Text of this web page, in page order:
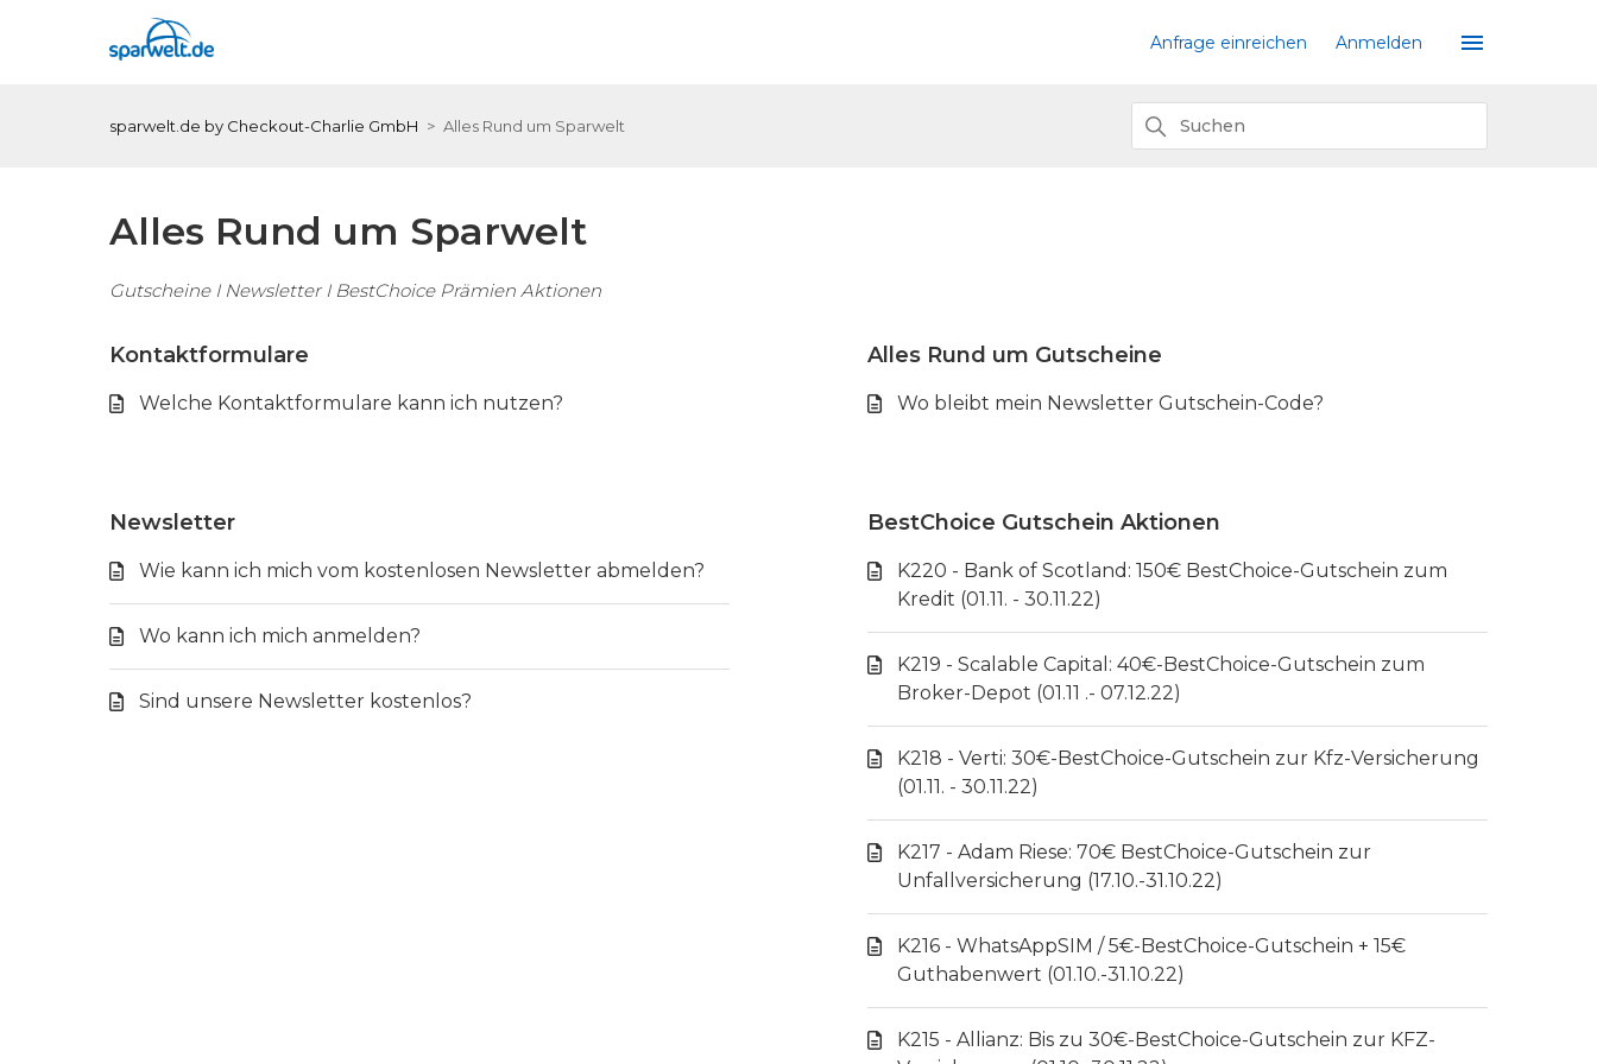
Anfrage einreichen Anmelden
sparwelt.de by Checkout-Charlie GmbH Alles Rund um Sparwelt
Alles Rund um Sparwelt
Gutscheine I Newsletter I BestChoice Prämien Aktionen
Kontaktformulare
Welche Kontaktformulare kann ich nutzen?
Alles Rund um Gutscheine
Wo bleibt mein Newsletter Gutschein-Code?
Newsletter
Wie kann ich mich vom kostenlosen Newsletter abmelden?
Wo kann ich mich anmelden?
Sind unsere Newsletter kostenlos?
BestChoice Gutschein Aktionen
K220 - Bank of Scotland: 150€ BestChoice-Gutschein zum
Kredit (01.11. - 30.11.22)
K219 - Scalable Capital: 40€-BestChoice-Gutschein zum
Broker-Depot (01.11 .- 07.12.22)
K218 - Verti: 30€-BestChoice-Gutschein zur Kfz-Versicherung
(01.11. - 30.11.22)
K217 - Adam Riese: 70€ BestChoice-Gutschein zur
Unfallversicherung (17.10.-31.10.22)
K216 - WhatsAppSIM / 5€-BestChoice-Gutschein + 15€
Guthabenwert (01.10.-31.10.22)
K215 - Allianz: Bis zu 30€-BestChoice-Gutschein zur KFZ-